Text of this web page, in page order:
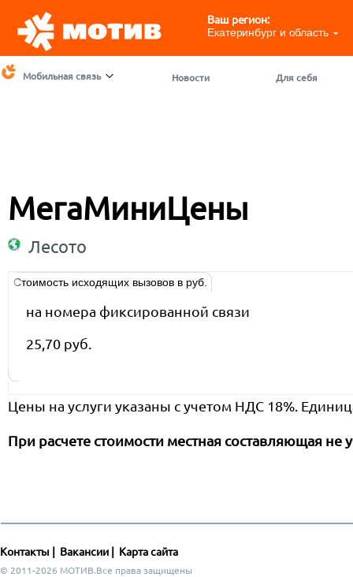
Ваш регион:
Екатеринбург и область
Мобильная связь Новости Для себя
МегаМиниЦены
Лесото
Стоимость исходящих вызовов в руб.
на номера фиксированной связи
25,70 руб.
Цены на услуги указаны с учетом НДС 18%.
При расчете стоимости местная составляющая не
Контакты Вакансии Карта сайта
© 2011-2026 МОТИВ.Все права защищены